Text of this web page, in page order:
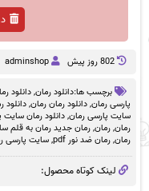
802 روز پيش adminshop
برچسب ها:دانلود رمان,دانلود
پارسی رمان,دانلود رمان رمان,
سایت پارسی رمان,دانلود رمان سایت
رمان,رمان,رمان جدید رمان به قلم
رمان,رمان ضد نور pdf ,سایت پارسی
لینک کوتاه محصول: